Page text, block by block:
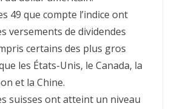
49 que compte l’indice ont
versements de dividendes
certains des plus gros
les États-Unis, le Canada, la
et la Chine.
suisses ont atteint un niveau